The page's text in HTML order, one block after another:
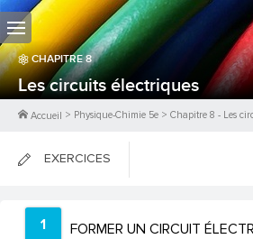
CHAPITRE8
Les circuits électriques
Accueil > Physique-Chimie 5e > Chapitre 8 - Les
EXERCICES
FICHES DE COURS
1 FORMER UN CIRCUIT